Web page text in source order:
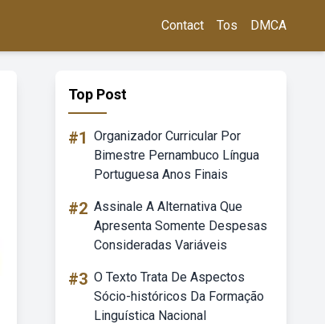
Contact Tos DMCA
Top Post
#1 Organizador Curricular Por
Bimestre Pernambuco Língua
Portuguesa Anos Finais
#2 Assinale A Alternativa Que
Apresenta Somente Despesas
Consideradas Variáveis
#3 O Texto Trata De Aspectos
Sócio-históricos Da Formação
Linguística Nacional